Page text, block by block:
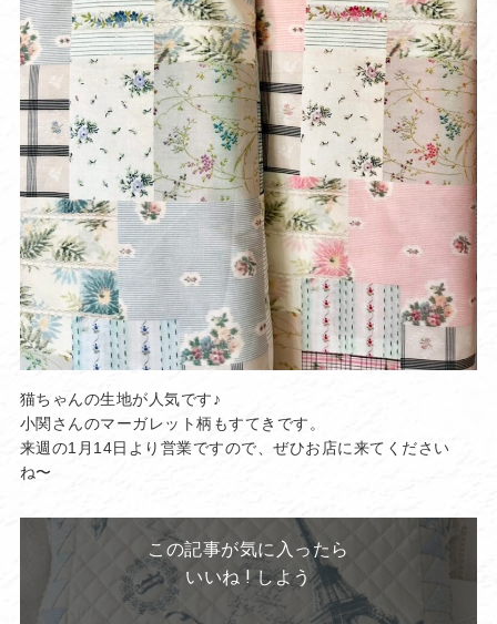
猫ちゃんの生地が人気です♪
小関さんのマーガレット柄もすてきです。
来週の1月14日より営業ですので、ぜひお店に来てください
ね〜
この記事が気に入ったら
いいね ! しよう